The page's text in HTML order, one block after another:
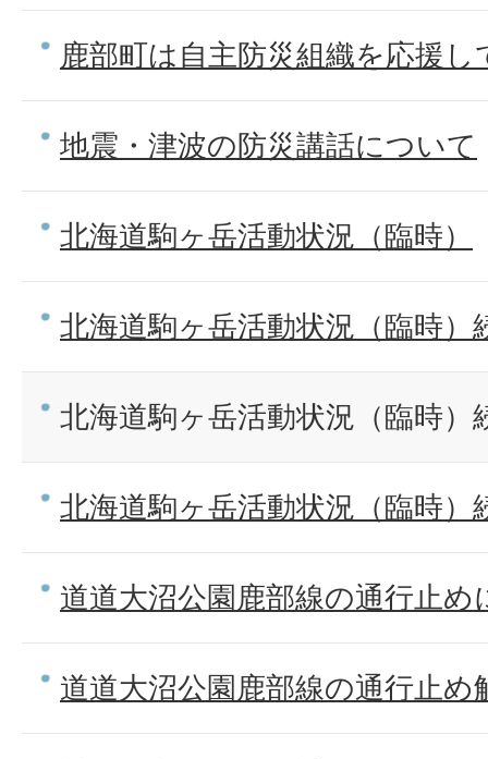
鹿部町は自主防災組織を応援し
地震・津波の防災講話について
北海道駒ヶ岳活動状況（臨時）
北海道駒ヶ岳活動状況（臨時
北海道駒ヶ岳活動状況（臨時
北海道駒ヶ岳活動状況（臨時
道道大沼公園鹿部線の通行止め
道道大沼公園鹿部線の通行止め